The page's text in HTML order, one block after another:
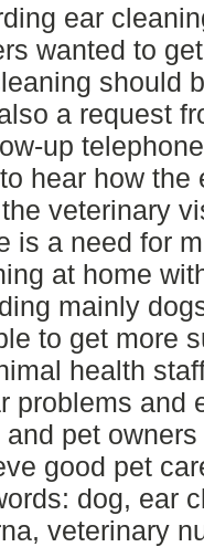
ear
wanted to
should
a request
up
hear how the
veterinary
is a need for
at home
mainly
to get more
health
problems and
and pet
good pet
dog, ear
veterinary